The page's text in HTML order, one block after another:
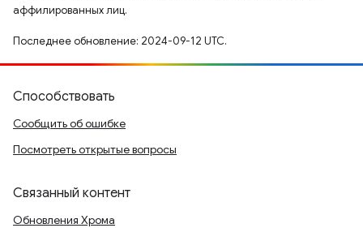
аффилированных лиц.
Последнее обновление: 2024-09-12 UTC.
Способствовать
Сообщить об ошибке
Посмотреть открытые вопросы
Связанный контент
Обновления Хрома